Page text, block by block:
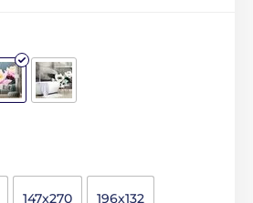
147x270 196x132